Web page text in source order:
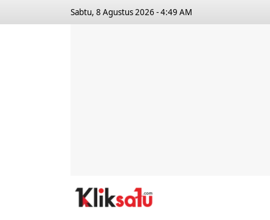
Sabtu, 8 Agustus 2026 - 4:49 AM